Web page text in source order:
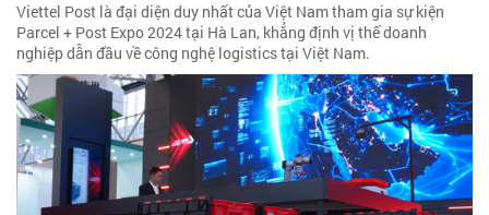
Viettel Post là đại diện duy nhất của Việt Nam tham gia sự kiện
Parcel + Post Expo 2024 tại Hà Lan, khẳng định vị thế doanh
nghiệp dẫn đầu về công nghệ logistics tại Việt Nam.